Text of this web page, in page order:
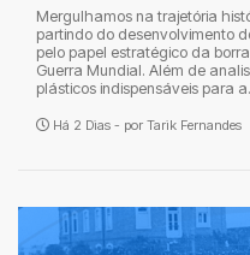
Mergulhamos na trajetória
partindo do desenvolvimento
pelo papel estratégico da
Guerra Mundial. Além de
plásticos indispensáveis para
Há 2 Dias - por Tarik Fernandes